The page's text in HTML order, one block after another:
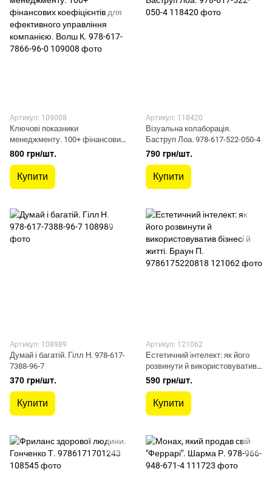
Артикул: 109008
Ключові показники
менеджменту. 100+ фінансових
коефіцієнтів для ефективного
управління компанією. Волш К.
978-617-7866-96-0
800 грн/шт.
Купити
Артикул: 118420
Візуальна колаборація.
Баструп Лоа. 978-617-522-050-4
790 грн/шт.
Купити
Артикул: 108989
Думай і багатій. Гілл Н. 978-617-
7388-96-7
370 грн/шт.
Купити
Артикул: 121062
Естетичний інтелект: як його
розвинути й використовуватив
бізнесі й житті. Браун П.
9786175220818
590 грн/шт.
Купити